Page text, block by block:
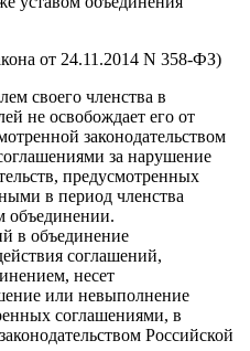
от 24.11.2014 N 358-ФЗ)
своего членства в
не освобождает его от
законодательством
за нарушение
предусмотренных
в период членства
объединении.
в объединение
соглашений,
несет
или невыполнение
соглашениями, в
Российской